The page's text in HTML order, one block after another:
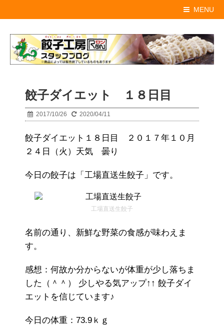
MENU
餃子ダイエット １８日目
2017/10/26 2020/04/11
餃子ダイエット１８日目 ２０１７年１０月
２４日（火）天気 曇り
今日の餃子は「工場直送生餃子」です。
工場直送生餃子
名前の通り、新鮮な野菜の食感が味わえま
す。
感想：何故か分からないが体重が少し落ちま
した（＾＾） 少しやる気アップ↑↑ 餃子ダイ
エットを信じています♪
今日の体重：73.9ｋｇ